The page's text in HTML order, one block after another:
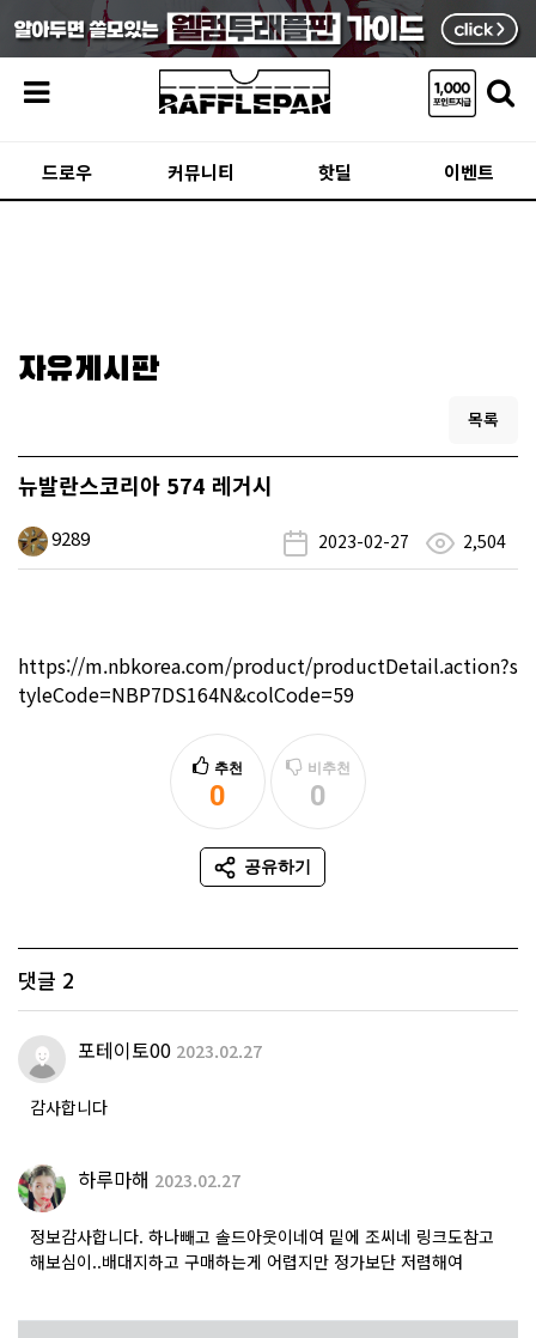
드로우 커뮤니티 핫딜 이벤트
자유게시판
목록
뉴발란스코리아 574 레거시
9289 2023-02-27 2,504
https://m.nbkorea.com/product/productDetail.action?s
tyleCode=NBP7DS164N&colCode=59
추천
0
추천
비추천
0
비추천
공유하기
SNS 공유
댓글 2
포테이토00 2023.02.27
감사합니다
하루마해 2023.02.27
정보감사합니다. 하나빼고 솔드아웃이네여 밑에 조씨네 링크도참고
해보심이..배대지하고 구매하는게 어렵지만 정가보단 저렴해여